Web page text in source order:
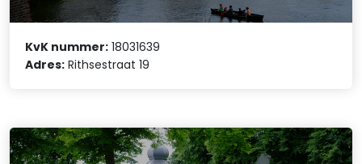
KvK nummer: 18031639
Adres: Rithsestraat 19